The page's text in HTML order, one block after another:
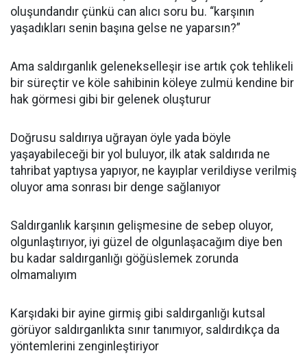
oluşundandır çünkü can alıcı soru bu. “karşının
yaşadıkları senin başına gelse ne yaparsın?”
Ama saldırganlık gelenekselleşir ise artık çok tehlikeli
bir süreçtir ve köle sahibinin köleye zulmü kendine bir
hak görmesi gibi bir gelenek oluşturur
Doğrusu saldırıya uğrayan öyle yada böyle
yaşayabileceği bir yol buluyor, ilk atak saldırıda ne
tahribat yaptıysa yapıyor, ne kayıplar verildiyse verilmiş
oluyor ama sonrası bir denge sağlanıyor
Saldırganlık karşının gelişmesine de sebep oluyor,
olgunlaştırıyor, iyi güzel de olgunlaşacağım diye ben
bu kadar saldırganlığı göğüslemek zorunda
olmamalıyım
Karşıdaki bir ayine girmiş gibi saldırganlığı kutsal
görüyor saldırganlıkta sınır tanımıyor, saldırdıkça da
yöntemlerini zenginleştiriyor